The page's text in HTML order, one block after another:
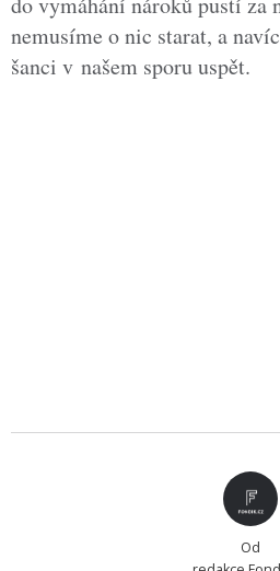
nemusíme o nic starat, a
šanci v našem sporu uspět.
Od